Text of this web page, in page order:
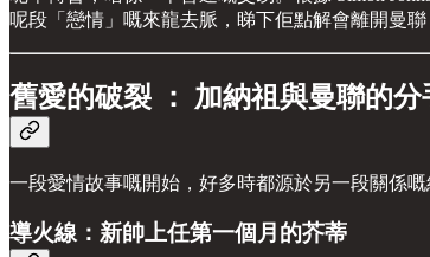
呢段「戀情」嘅來龍去脈，睇下佢點解會離開曼聯
舊愛的破裂 ： 加納祖與曼聯的分
一段愛情故事嘅開始，好多時都源於另一段關係
導火線：新帥上任第一個月的芥蒂